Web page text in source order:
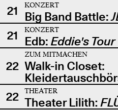
21
KONZERT
Big Band Battle:
21
KONZERT
Edb: Eddie's Tour
22
ZUM MITMACHEN
Walk-in Closet:
22
THEATER
Theater Lilith: